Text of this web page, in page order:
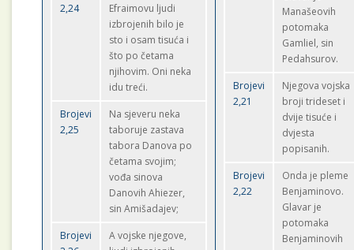
2,24
Efraimovu ljudi
izbrojenih bilo je
sto i osam tisuća i
što po četama
njihovim. Oni neka
idu treći.
Brojevi
2,25
Na sjeveru neka
taboruje zastava
tabora Danova po
četama svojim;
vođa sinova
Danovih Ahiezer,
sin Amišadajev;
Brojevi
A vojske njegove,
Manašeovih
potomaka
Gamliel, sin
Pedahsurov.
Brojevi
2,21
Njegova vojska
broji trideset i
dvije tisuće i
dvjesta
popisanih.
Brojevi
2,22
Onda je pleme
Benjaminovo.
Glavar je
potomaka
Benjaminovih